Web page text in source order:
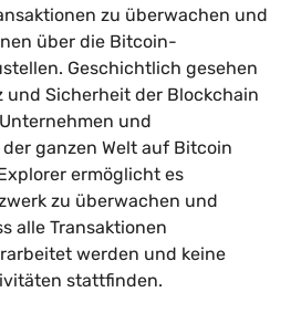
zu überwachen und
über die Bitcoin-
Geschichtlich gesehen
und Sicherheit der Blockchain
und
ganzen Welt auf Bitcoin
ermöglicht es
zu überwachen und
alle Transaktionen
werden und keine
stattfinden.